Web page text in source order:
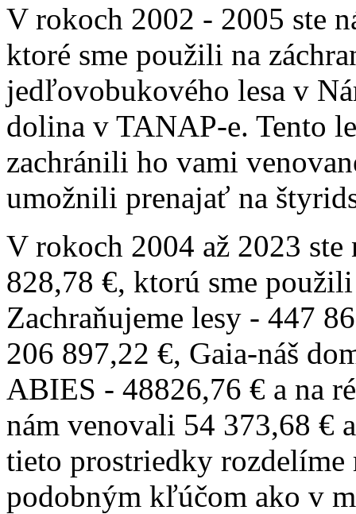
V rokoch 2002 - 2005 ste
ktoré sme použili na
jedľovobukového lesa v
dolina v TANAP-e. Tento
zachránili ho vami
umožnili prenajať na
V rokoch 2004 až 2023
828,78 €, ktorú sme
Zachraňujeme lesy - 447
206 897,22 €, Gaia-náš
ABIES - 48826,76 € a na
nám venovali 54 373,68 €
tieto prostriedky
podobným kľúčom ako v